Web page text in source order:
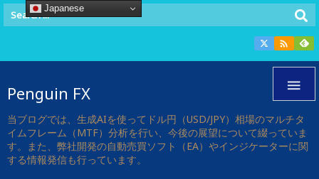


Penguin FX
当ブログでは、生成AIを使ってドル円（USD/JPY）相場のマルチタ
イムフレーム（MTF）分析を行い、今後の展望について綴っていま
す。また、弊社開発の自動売買ソフト（EA）やインジケーターに関
する情報発信も行っています。
Japanese